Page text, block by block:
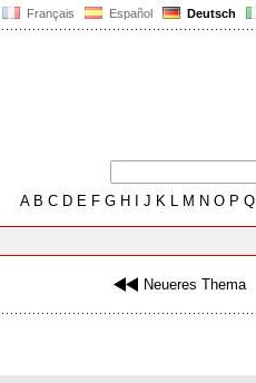
Français Español Deutsch
AB C D E F G H J K L M N O P Q
Neueres Thema